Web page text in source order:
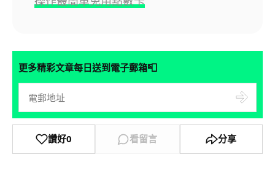
更多精彩文章每日送到電子郵箱📮
讚好0 看留言 分享